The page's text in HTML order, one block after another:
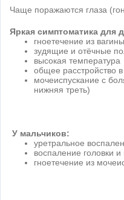
Чаще поражаются глаза
Яркая симптоматика для
гноетечение из вагины
зудящие и отёчные
высокая температура
общее расстройство
мочеиспускание с
нижняя треть)
У мальчиков:
уретральное
воспаление головки
гноетечение из